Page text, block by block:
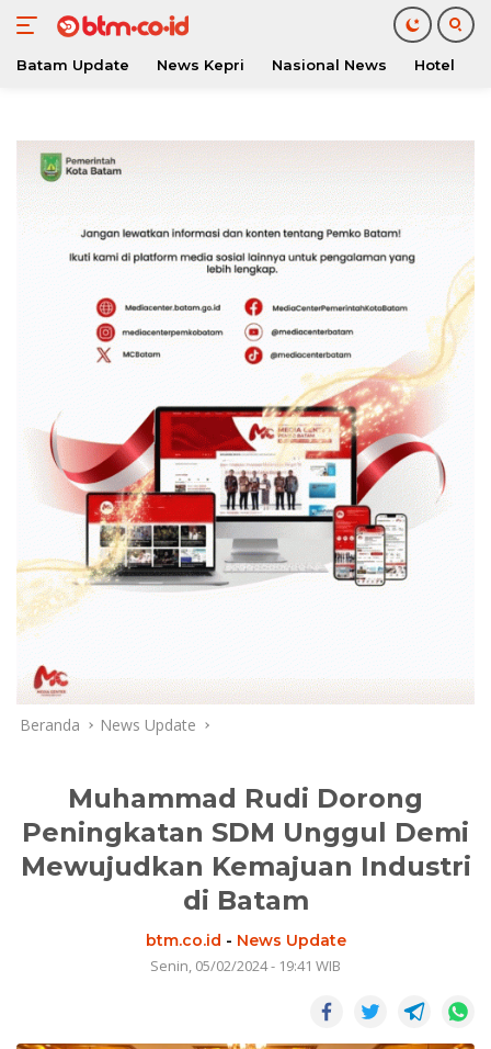
konten
Batam Update News Kepri Nasional News Hotel
Beranda News Update
Muhammad Rudi Dorong
Peningkatan SDM Unggul Demi
Mewujudkan Kemajuan Industri
di Batam
btm.co.id - News Update
Senin, 05/02/2024 - 19:41 WIB